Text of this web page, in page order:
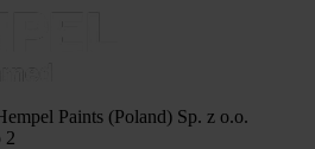
Paints (Poland) Sp. z o.o.
2